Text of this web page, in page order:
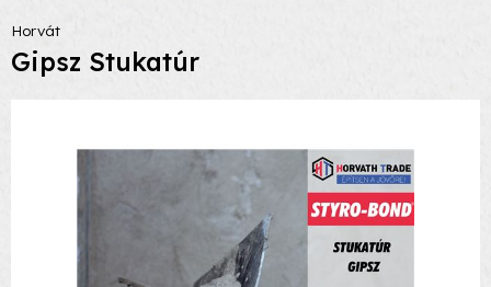
Horvát
Gipsz Stukatúr